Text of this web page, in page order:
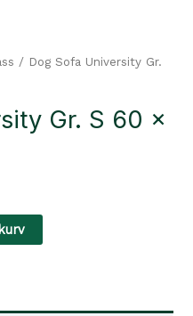
/ Dog Sofa University Gr.
Gr. S 60 x